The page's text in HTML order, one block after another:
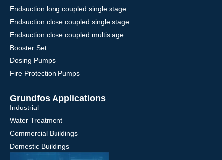
Endsuction long coupled single stage
Endsuction close coupled single stage
Endsuction close coupled multistage
Booster Set
Dosing Pumps
Fire Protection Pumps
Grundfos Applications
Industrial
Water Treatment
Commercial Buildings
Domestic Buildings